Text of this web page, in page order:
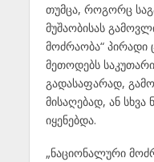
თუმცა, როგორც
მუშაობისას
მოძრაობა“
მეთოდებს
გადასაფარად,
მისაღებად, ან სხვა
იყენებდა.
„ნაციონალური